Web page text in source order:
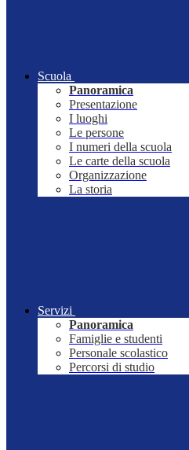
Scuola
Panoramica
Presentazione
I luoghi
Le persone
I numeri della scuola
Le carte della scuola
Organizzazione
La storia
Servizi
Panoramica
Famiglie e studenti
Personale scolastico
Percorsi di studio